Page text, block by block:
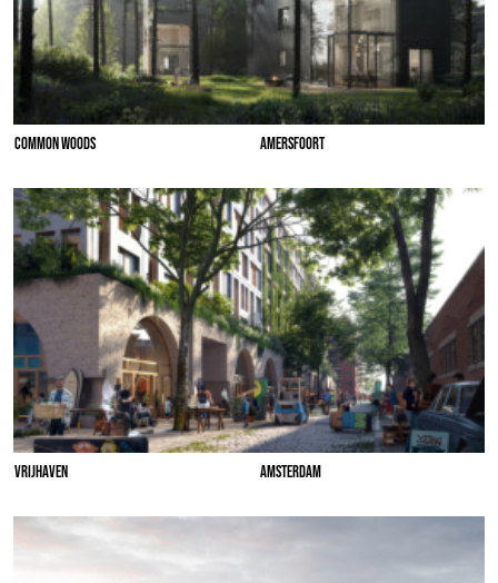
COMMON WOODS AMERSFOORT
VRIJHAVEN AMSTERDAM